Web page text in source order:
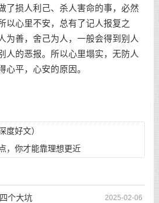
了损人利己、杀人害命的事，必然
以心里不安，总有了记人报复之
为善，舍己为人，一般会得到别人
人的恶报。所以心里塌实，无防人
心平，心安的原因。
度好文）
，你才能靠理想更近
2025-02-06
个大坑